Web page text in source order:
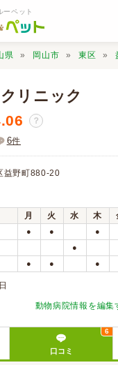
ーペット
？
県 岡山市 東区
リニック
？
6件
益野町880-20
月 火 水 木
● ● ●
●
● ● ●
日
動物病院情報を編集
口コミ
6